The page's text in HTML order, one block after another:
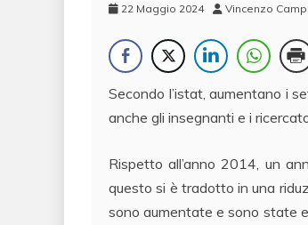
22 Maggio 2024 Vincenzo
Secondo l’istat, aumentano i
anche gli insegnanti e i
Rispetto all’anno 2014, un
questo si è tradotto in una
sono aumentate e sono state